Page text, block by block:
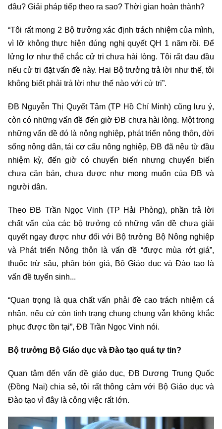
đâu? Giải pháp tiếp theo ra sao? Thời gian hoàn thành?
“Tôi rất mong 2 Bộ trưởng xác định trách nhiệm của mình,
vì lỡ không thực hiện đúng nghị quyết QH 1 năm rồi. Để
lửng lơ như thế chắc cử tri chưa hài lòng. Tôi rất đau đầu
nếu cử tri đặt vấn đề này. Hai Bộ trưởng trả lời như thế, tôi
không biết phải trả lời như thế nào với cử tri”.
ĐB Nguyễn Thị Quyết Tâm (TP Hồ Chí Minh) cũng lưu ý,
còn có những vấn đề đến giờ ĐB chưa hài lòng. Một trong
những vấn đề đó là nông nghiệp, phát triển nông thôn, đời
sống nông dân, tái cơ cấu nông nghiệp, ĐB đã nêu từ đầu
nhiệm kỳ, đến giờ có chuyển biến nhưng chuyển biến
chưa căn bản, chưa được như mong muốn của ĐB và
người dân.
Theo ĐB Trần Ngọc Vinh (TP Hải Phòng), phần trả lời
chất vấn của các bộ trưởng có những vấn đề chưa giải
quyết ngay được như đối với Bộ trưởng Bộ Nông nghiệp
và Phát triển Nông thôn là vấn đề “được mùa rớt giá”,
thuốc trừ sâu, phân bón giả, Bộ Giáo dục và Đào tạo là
vấn đề tuyển sinh...
“Quan trọng là qua chất vấn phải đề cao trách nhiệm cá
nhân, nếu cứ còn tình trạng chung chung vẫn không khắc
phục được tồn tại”, ĐB Trần Ngọc Vinh nói.
Bộ trưởng Bộ Giáo dục và Đào tạo quá tự tin?
Quan tâm đến vấn đề giáo dục, ĐB Dương Trung Quốc
(Đồng Nai) chia sẻ, tôi rất thông cảm với Bộ Giáo dục và
Đào tạo vì đây là công việc rất lớn.